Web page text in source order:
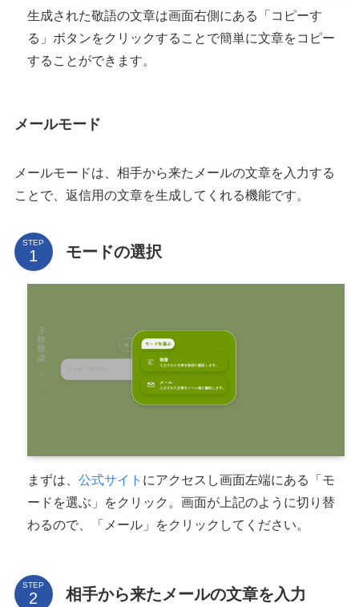
生成された敬語の文章は画面右側にある「コピーす
る」ボタンをクリックすることで簡単に文章をコピー
することができます。
メールモード
メールモードは、相手から来たメールの文章を入力する
ことで、返信用の文章を生成してくれる機能です。
STEP モードの選択
まずは、 公式サイト にアクセスし画面左端にある「モ
ードを選ぶ」をクリック。画面が上記のように切り替
わるので、「メール」をクリックしてください。
STEP 相手から来たメールの文章を入力